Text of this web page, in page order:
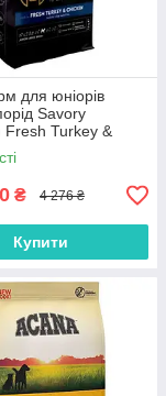
для юніорів
Savory
Fresh Turkey &
Large Breeds
та курко
₴ 4 276 ₴
Купити